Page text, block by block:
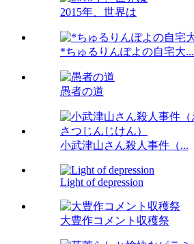
2015年、世界は
*ちゅるりんぽよの自宅大...
愚者の道
小武津山さん殺人事件（...
Light of depression
大豊作コメント収穫祭